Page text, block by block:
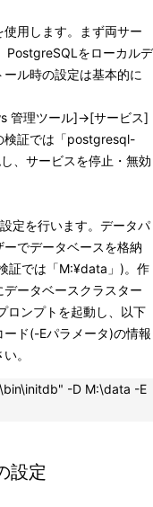
用します。まず両サー
PostgreSQLをローカルデ
ル時の設定は基本的に
管理ツール]→[サービス]
検証では「postgresql-
、サービスを停止・無効
定を行います。データパ
でデータベースを格納
証では「M:¥data」)。作
ータベースクラスター
ロンプトを起動し、以下
ド(-Eパラメータ)の情報
。
-D M:\data -E
設定